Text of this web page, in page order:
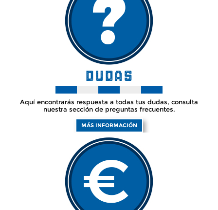
Aquí encontrarás respuesta a todas tus dudas, consulta
nuestra sección de preguntas frecuentes.
MÁS INFORMACIÓN